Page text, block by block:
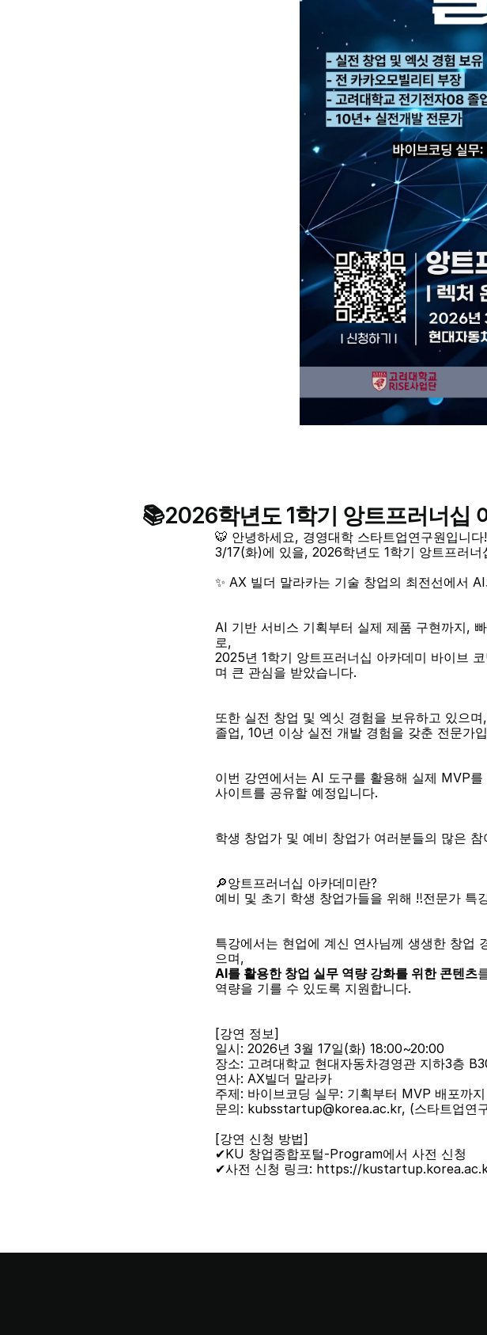
📚2026학년도 1학기 앙트프러너십
🐯 안녕하세요, 경영대학 스타트업연구원입니다
3/17(화)에 있을, 2026학년도 1학기 앙트프러
✨ AX 빌더 말라카는 기술 창업의 최전선에서
AI 기반 서비스 기획부터 실제 제품 구현까지,
로,
2025년 1학기 앙트프러너십 아카데미 바이브
며 큰 관심을 받았습니다.
또한 실전 창업 및 엑싯 경험을 보유하고 있으
졸업, 10년 이상 실전 개발 경험을 갖춘 전문가
이번 강연에서는 AI 도구를 활용해 실제 MVP
사이트를 공유할 예정입니다.
학생 창업가 및 예비 창업가 여러분들의 많은 참
🔎앙트프러너십 아카데미란?
예비 및 초기 학생 창업가들을 위해 ‼전문가 특
특강에서는 현업에 계신 연사님께 생생한 창업
으며,
AI를 활용한 창업 실무 역량 강화를 위한 콘텐츠
역량을 기를 수 있도록 지원합니다.
[강연 정보]
일시: 2026년 3월 17일(화) 18:00~20:00
장소: 고려대학교 현대자동차경영관 지하3층
연사: AX빌더 말라카
주제: 바이브코딩 실무: 기획부터 MVP 배포까
문의: kubsstartup@korea.ac.kr, (스타트업연
[강연 신청 방법]
✔KU 창업종합포털-Program에서 사전 신청
✔사전 신청 링크: https://